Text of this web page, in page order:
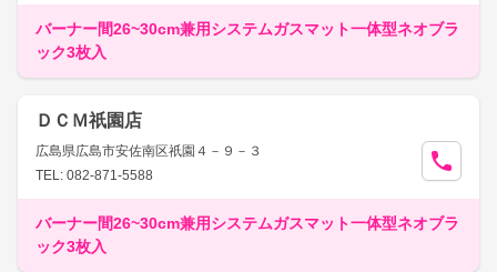
バーナー間26~30cm兼用システムガスマット一体型ネオブラ
ック3枚入
ＤＣＭ祇園店
広島県広島市安佐南区祇園４－９－３
TEL: 082-871-5588
バーナー間26~30cm兼用システムガスマット一体型ネオブラ
ック3枚入